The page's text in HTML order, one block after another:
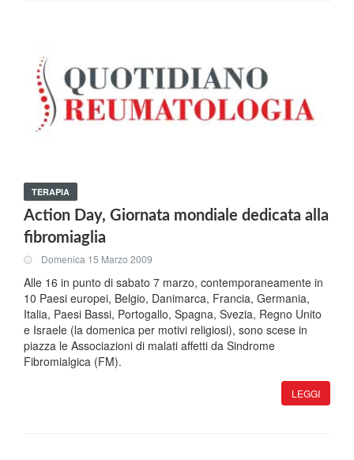
TERAPIA
Action Day, Giornata mondiale dedicata alla
fibromiaglia
Domenica 15 Marzo 2009
Alle 16 in punto di sabato 7 marzo, contemporaneamente in
10 Paesi europei, Belgio, Danimarca, Francia, Germania,
Italia, Paesi Bassi, Portogallo, Spagna, Svezia, Regno Unito
e Israele (la domenica per motivi religiosi), sono scese in
piazza le Associazioni di malati affetti da Sindrome
Fibromialgica (FM).
LEGGI